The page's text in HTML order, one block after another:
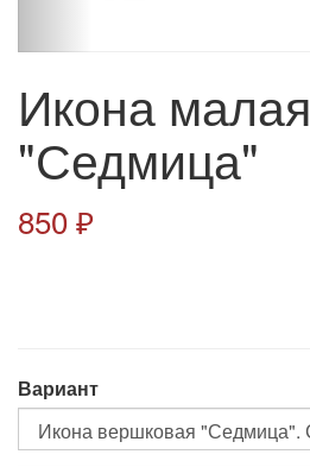
Икона малая
"Седмица"
850 ₽
Вариант